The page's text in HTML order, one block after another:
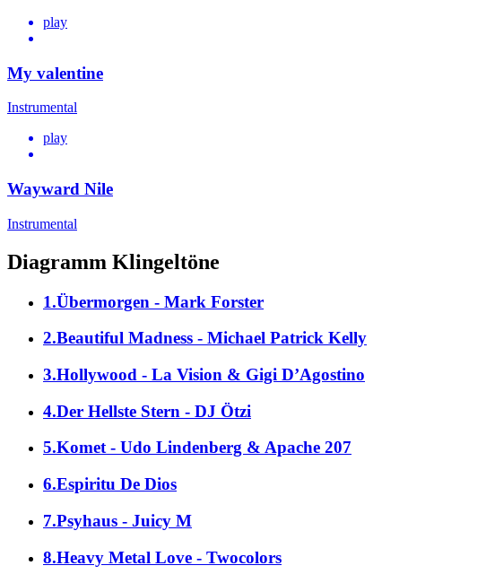
play
My valentine
Instrumental
play
Wayward Nile
Instrumental
Diagramm Klingeltöne
1.Übermorgen - Mark Forster
2.Beautiful Madness - Michael Patrick Kelly
3.Hollywood - La Vision & Gigi D’Agostino
4.Der Hellste Stern - DJ Ötzi
5.Komet - Udo Lindenberg & Apache 207
6.Espiritu De Dios
7.Psyhaus - Juicy M
8.Heavy Metal Love - Twocolors